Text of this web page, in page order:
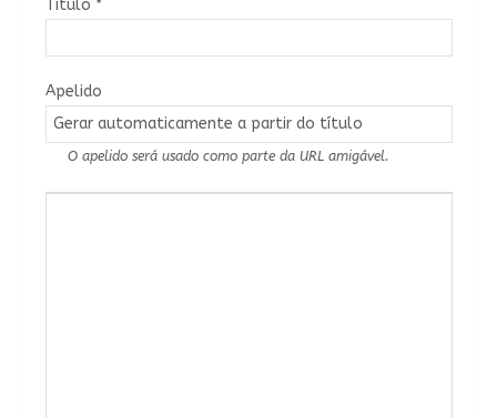
Título *
Apelido
O apelido será usado como parte da URL amigável.